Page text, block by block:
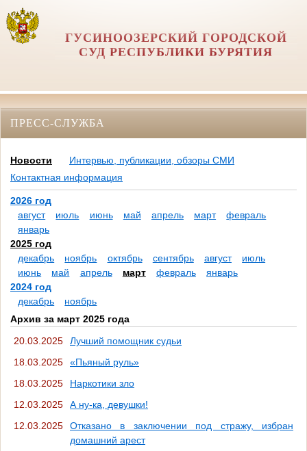
ГУСИНООЗЕРСКИЙ ГОРОДСКОЙ
СУД РЕСПУБЛИКИ БУРЯТИЯ
ПРЕСС-СЛУЖБА
Новости
Интервью, публикации, обзоры СМИ
Контактная информация
2026 год
август
июль июнь май апрель март
февраль
январь
2025 год
декабрь
ноябрь октябрь сентябрь август
июль
июнь
май апрель март февраль
январь
2024 год
декабрь
ноябрь
Архив за март 2025 года
20.03.2025
Лучший помощник судьи
18.03.2025
«Пьяный руль»
18.03.2025
Наркотики зло
12.03.2025
А ну-ка, девушки!
12.03.2025
Отказано в заключении под стражу, избран
домашний арест